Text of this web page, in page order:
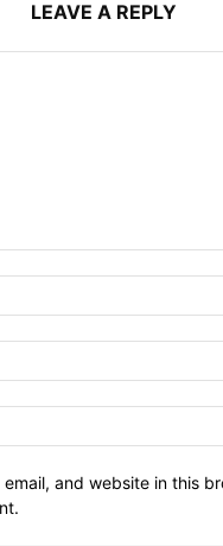
LEAVE A REPLY
email, and website in this